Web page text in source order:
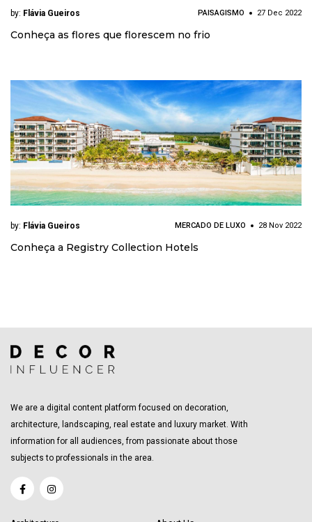
by: Flávia Gueiros PAISAGISMO 27 Dec 2022
Conheça as flores que florescem no frio
by: Flávia Gueiros MERCADO DE LUXO 28 Nov 2022
Conheça a Registry Collection Hotels
We are a digital content platform focused on decoration,
architecture, landscaping, real estate and luxury market. With
information for all audiences, from passionate about those
subjects to professionals in the area.